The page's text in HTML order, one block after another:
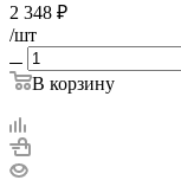
2 348 ₽
/шт
В корзину